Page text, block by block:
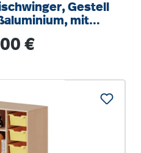
Gestell
mit
Preis:
€